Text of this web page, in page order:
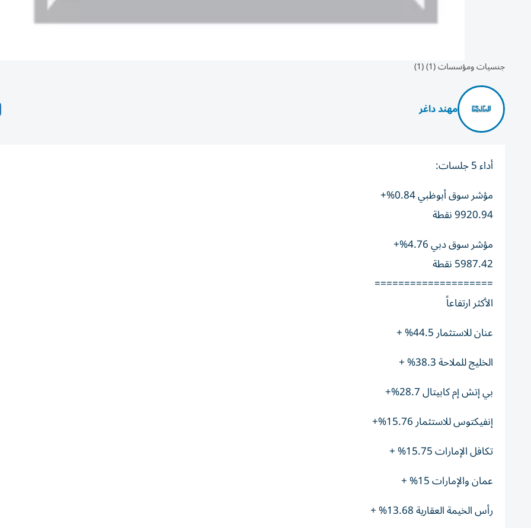
جنسيات ومؤسسات (1) (1)
مهند داغر
أداء 5 جلسات:
مؤشر سوق أبوظبي 0.84%+
9920.94 نقطة
مؤشر سوق دبي 4.76%+
5987.42 نقطة
====================
الأكثر ارتفاعاً
عنان للاستثمار 44.5% +
الخليج للملاحة 38.3% +
بي إتش إم كابيتال 28.7%+
إنفيكتوس للاستثمار 15.76%+
تكافل الإمارات 15.75% +
عمان والإمارات 15% +
رأس الخيمة العقارية 13.68% +